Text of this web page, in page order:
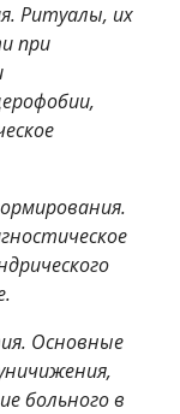
Ритуалы, их
при
Основные
больного в